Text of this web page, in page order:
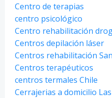
Centro de terapias
centro psicológico
Centro rehabilitación
Centros depilación láser
Centros rehabilitación
Centros terapéuticos
centros termales Chile
Cerrajerias a domicilio